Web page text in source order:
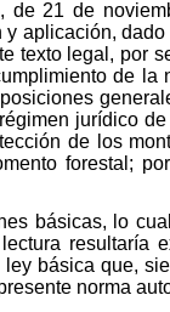
21 de
aplicación,
texto legal, por
de
jurídico
de los
forestal;
básicas, lo
resultaría
básica que,
norma